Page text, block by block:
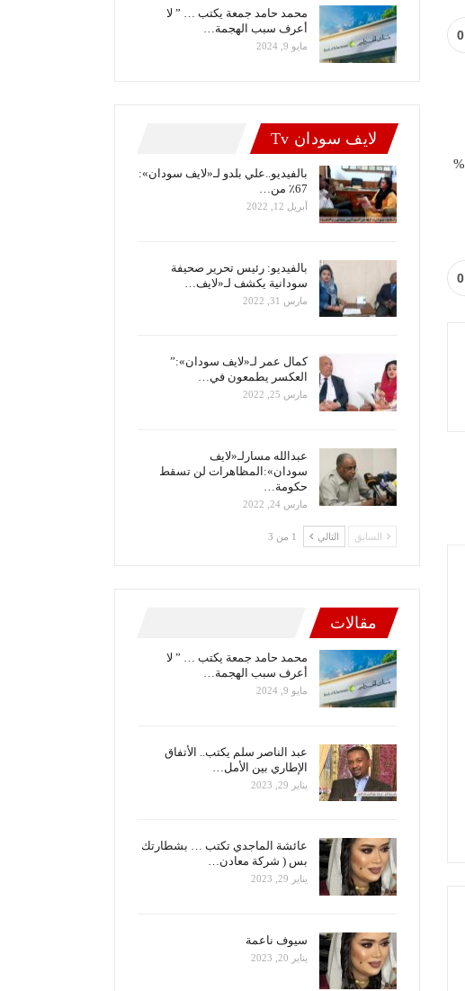
0
وأعلن الجهاز المركزي للإحصاء، في بيان اليوم الاثنين؛ عن “انخفاض معدل التضخم السنوي خلال ديسمبر إلى 87.32%
0
محمد حامد جمعة يكتب … ” لا
أعرف سبب الهجمة…
مايو 9, 2024
لايف سودان Tv
بالفيديو..علي بلدو لـ«لايف سودان»:
67٪ من…
أبريل 12, 2022
بالفيديو: رئيس تحرير صحيفة
سودانية يكشف لـ«لايف…
مارس 31, 2022
كمال عمر لـ«لايف سودان»:”
العكسر يطمعون في…
مارس 25, 2022
عبدالله مسارلـ«لايف
سودان»:المظاهرات لن تسقط
حكومة…
مارس 24, 2022
السابق التالي 1 من 3
مقالات
محمد حامد جمعة يكتب … ” لا
أعرف سبب الهجمة…
مايو 9, 2024
عبد الناصر سلم يكتب.. الأتفاق
الإطاري بين الأمل…
يناير 29, 2023
عائشة الماجدي تكتب … بشطارتك
بس ( شركة معادن…
يناير 29, 2023
سيوف ناعمة
يناير 20, 2023